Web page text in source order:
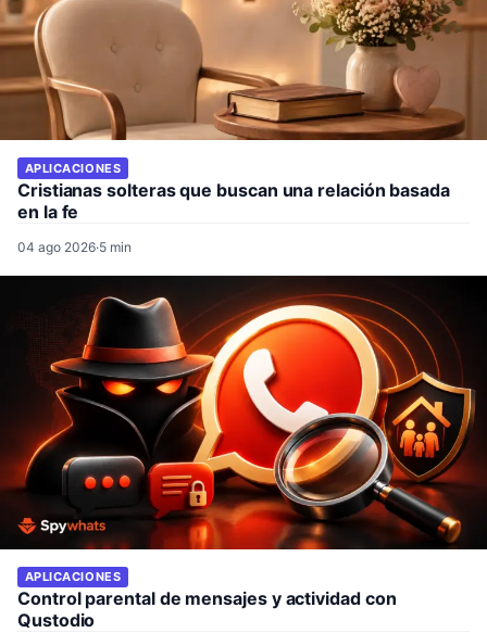
APLICACIONES
Cristianas solteras que buscan una relación basada
en la fe
04 ago 2026·5 min
APLICACIONES
Control parental de mensajes y actividad con
Qustodio